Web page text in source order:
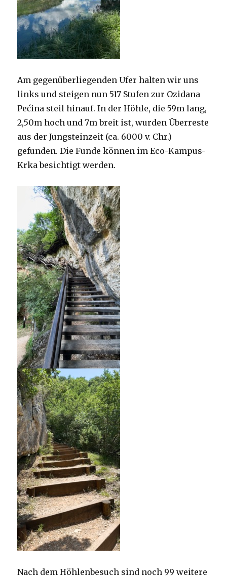
Am gegenüberliegenden Ufer halten wir uns
links und steigen nun 517 Stufen zur Ozidana
Pećina steil hinauf. In der Höhle, die 59m lang,
2,50m hoch und 7m breit ist, wurden Überreste
aus der Jungsteinzeit (ca. 6000 v. Chr.)
gefunden. Die Funde können im Eco-Kampus-
Krka besichtigt werden.
Nach dem Höhlenbesuch sind noch 99 weitere